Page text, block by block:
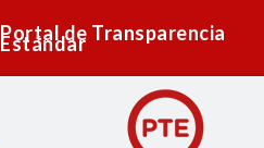
Portal de Transparencia
Estándar